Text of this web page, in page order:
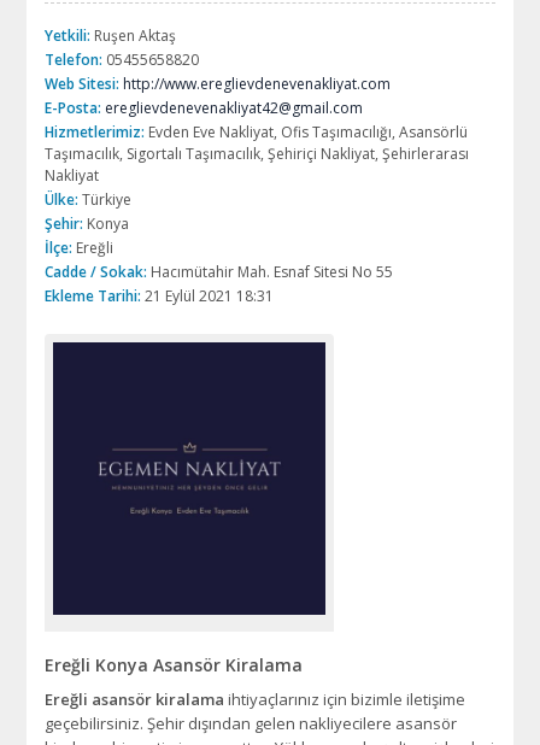
Yetkili: Ruşen Aktaş
Telefon: 05455658820
Web Sitesi: http://www.ereglievdenevenakliyat.com
E-Posta: ereglievdenevenakliyat42@gmail.com
Hizmetlerimiz: Evden Eve Nakliyat, Ofis Taşımacılığı, Asansörlü
Taşımacılık, Sigortalı Taşımacılık, Şehiriçi Nakliyat, Şehirlerarası
Nakliyat
Ülke: Türkiye
Şehir: Konya
İlçe: Ereğli
Cadde / Sokak: Hacımütahir Mah. Esnaf Sitesi No 55
Ekleme Tarihi: 21 Eylül 2021 18:31
Ereğli Konya Asansör Kiralama
Ereğli asansör kiralama ihtiyaçlarınız için bizimle iletişime
geçebilirsiniz. Şehir dışından gelen nakliyecilere asansör